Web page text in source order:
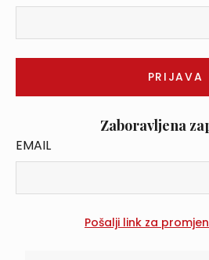
Zaboravljena
EMAIL